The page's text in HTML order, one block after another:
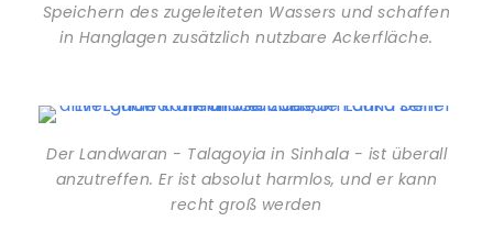
Speichern des zugeleiteten Wassers und schaffen
in Hanglagen zusätzlich nutzbare Ackerfläche.
Der Landwaran - Talagoyia in Sinhala - ist überall
anzutreffen. Er ist absolut harmlos, und er kann
recht groß werden